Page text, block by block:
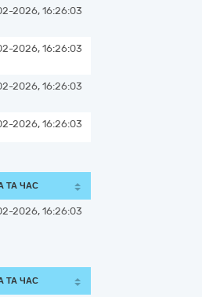
2026, 16:26:03
2026, 16:26:03
2026, 16:26:03
2026, 16:26:03
ТА ЧАС
2026, 16:26:03
ТА ЧАС